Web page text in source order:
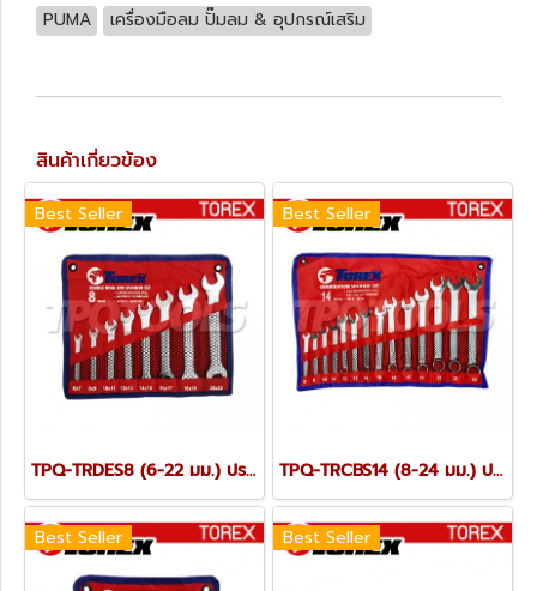
PUMA เครื่องมือลม ปั๊มลม & อุปกรณ์เสริม
สินค้าเกี่ยวข้อง
Best Seller
TPQ-TRDES8 (6-22 มม.) ประแจปากตายชุด 8 ตัว TOREX
Best Seller
TPQ-TRCBS14 (8-24 มม.) ประแจแหวนข้างปากตายชุด 14 ตัว TOREX
Best Seller Best Seller